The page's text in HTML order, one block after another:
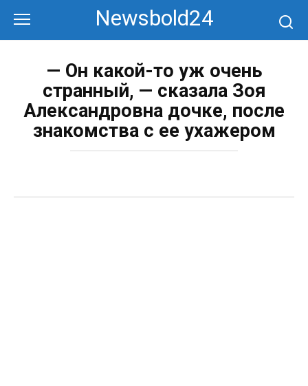
контенту
Newsbold24
— Он какой-то уж очень
странный, — сказала Зоя
Александровна дочке, после
знакомства с ее ухажером